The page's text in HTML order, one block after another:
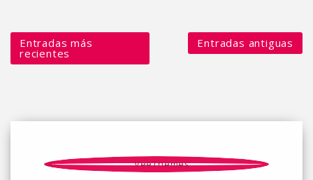
Entradas más
recientes
Entradas antiguas